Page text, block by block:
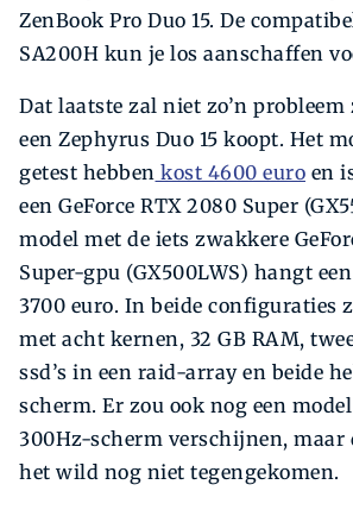
ZenBook Pro Duo 15. De
SA200H kun je los aanschaffen
Dat laatste zal niet zo’n
een Zephyrus Duo 15 koopt. Het
getest hebben kost 4600 euro en
een GeForce RTX 2080 Super
model met de iets zwakkere
Super-­gpu (GX500LWS) hangt
3700 euro. In beide configuraties
met acht kernen, 32 GB RAM,
ssd’s in een raid-array en beide
scherm. Er zou ook nog een
300Hz-scherm verschijnen,
het wild nog niet tegengekomen.